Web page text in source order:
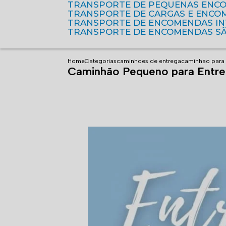
TRANSPORTE DE PEQUENAS
TRANSPORTE DE CARGAS E
TRANSPORTE DE ENCOMENDAS
TRANSPORTE DE ENCOMENDAS
HomeCategoriascaminhoes de entregacaminhao
Caminhão Pequeno para